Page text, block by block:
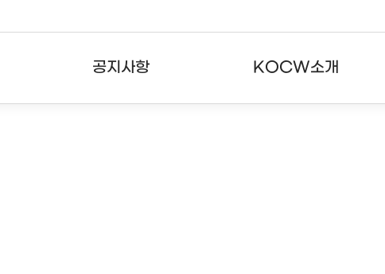
공지사항 KOCW소개